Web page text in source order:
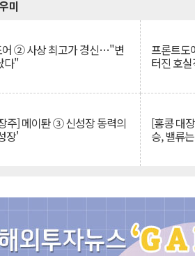
미
어 ② 사상 최고가 경신…"변
다"
프론트도
터진 호실
주] 메이퇀 ③ 신성장 동력의
장'
[홍콩 대
승, 밸류